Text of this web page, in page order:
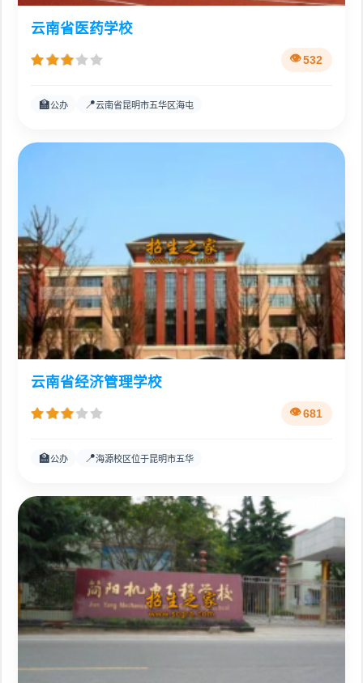
云南省医药学校
532
🏫公办 📍云南省昆明市五华区海屯
云南省经济管理学校
681
🏫公办 📍海源校区位于昆明市五华